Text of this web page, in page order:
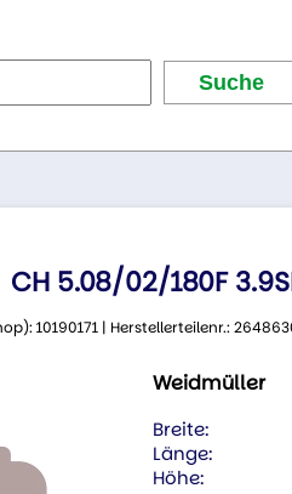
CH 5.08/02/180F
10190171 | Herstellerteilenr.:
Weidmüller
Breite:
Länge:
Höhe: